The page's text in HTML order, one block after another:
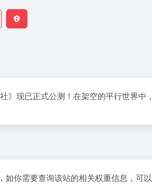
》现已正式公测！在架空的平行世界中
如你需要查询该站的相关权重信息，可